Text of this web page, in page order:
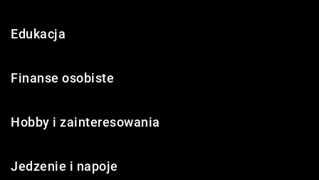
Edukacja
Finanse osobiste
Hobby i zainteresowania
Jedzenie i napoje